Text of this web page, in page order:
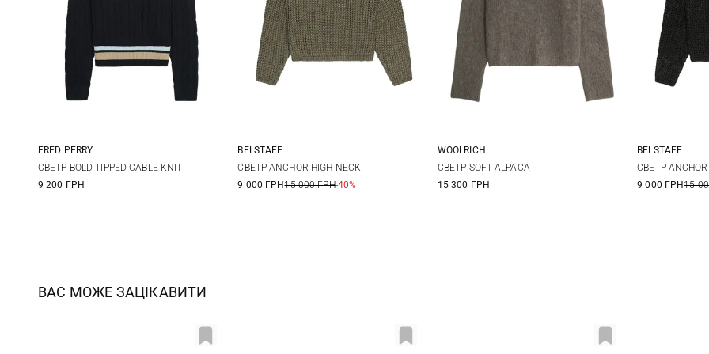
6 8 10
FRED PERRY
СВЕТР BOLD TIPPED CABLE KNIT
9 200 ГРН
XS S M
BELSTAFF
СВЕТР ANCHOR HIGH NECK
9 000 ГРН15 000 ГРН-40%
XS S
WOOLRICH
СВЕТР SOFT ALPACA
15 300 ГРН
XS S
BELSTAFF
СВЕТР ANCHOR
9 000 ГРН15
ВАС МОЖЕ ЗАЦІКАВИТИ